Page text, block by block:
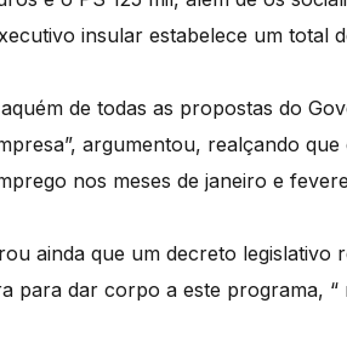
insular estabelece um total
de todas as propostas do
argumentou, realçando
nos meses de janeiro e
ainda que um decreto legislativo
para dar corpo a este programa,